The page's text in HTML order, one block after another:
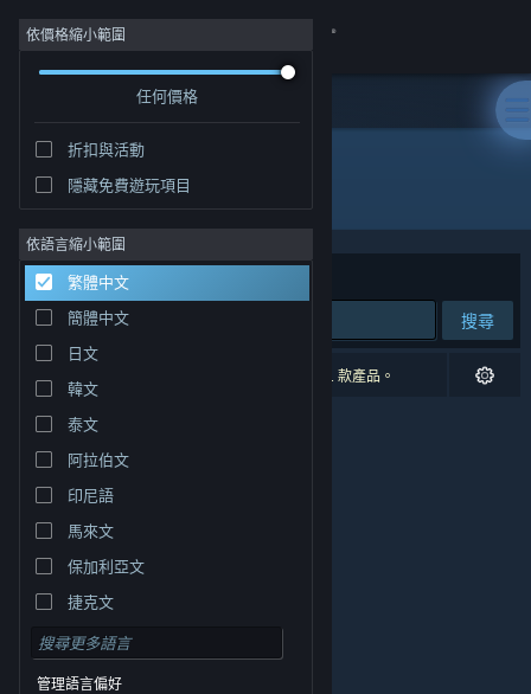
登入
社群
關於
客服
變更語言
取得 Steam 行動應用程式
檢視電腦版網頁
依價格縮小範圍
任何價格
折扣與活動
隱藏免費遊玩項目
依語言縮小範圍
繁體中文
簡體中文
日文
韓文
泰文
阿拉伯文
印尼語
馬來文
保加利亞文
捷克文
丹麥文
德文
管理語言偏好
開發人員: Chris Hodge
排序依據 相關性
搜尋
0 項相符的搜尋結果。 已根據您的偏好設定排除 1 款產品。